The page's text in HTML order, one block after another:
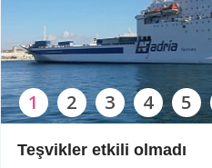
Teşvikler etkili olmadı
1 2 3 4 5